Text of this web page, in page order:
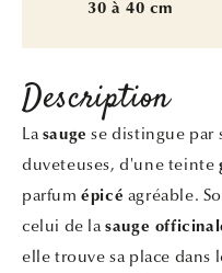
30 à 40 cm
Description
La sauge se distingue par
duveteuses, d'une teinte
parfumépicé agréable.
celui de lasauge
elle trouve sa place dans